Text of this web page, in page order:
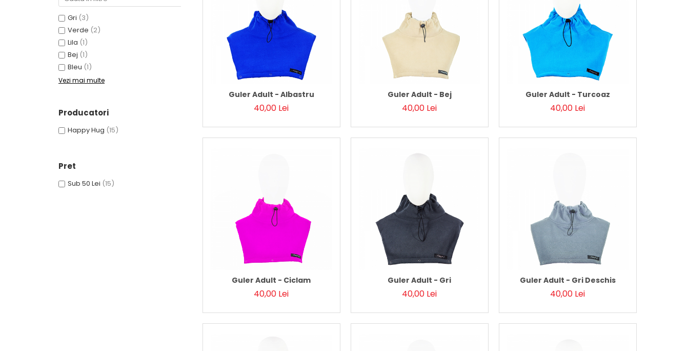
Pălării de Soare
Gri (3)
Verde (2)
Lila (1)
Bej (1)
Bleu (1)
Vezi mai multe
Producatori
Happy Hug (15)
Pret
Sub 50 Lei (15)
Guler Adult - Albastru
40,00 Lei
Guler Adult - Bej
40,00 Lei
Guler Adult - Turcoaz
40,00 Lei
Guler Adult - Ciclam
40,00 Lei
Guler Adult - Gri
40,00 Lei
Guler Adult - Gri Deschis
40,00 Lei